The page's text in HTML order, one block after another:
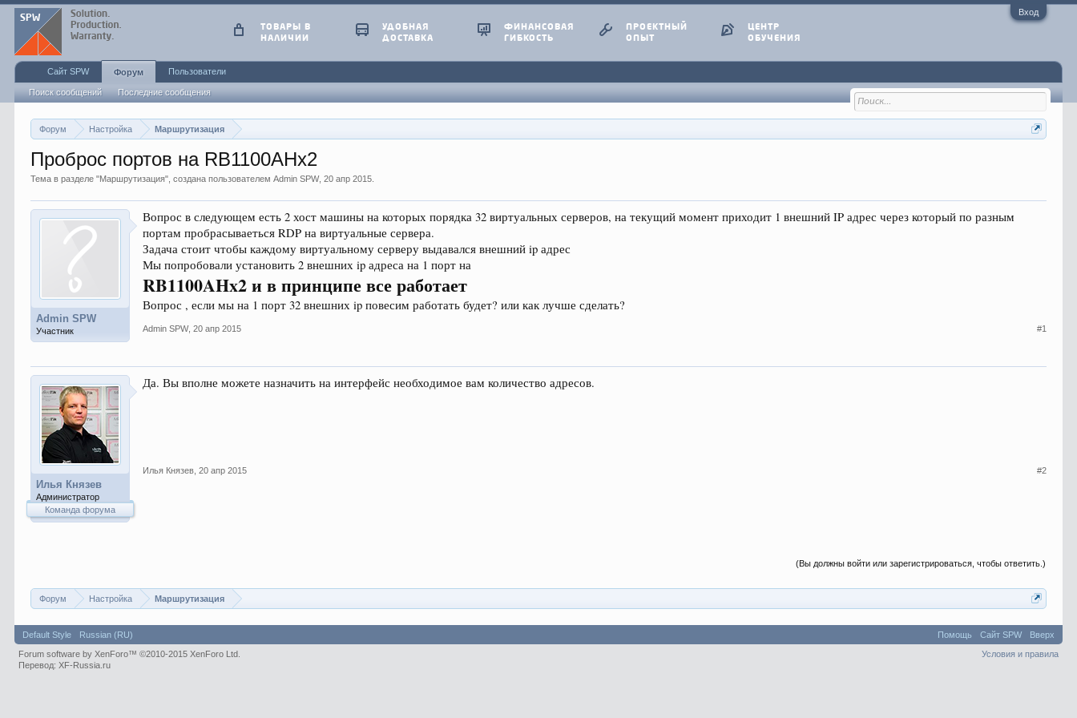
Вход
Форум Настройка Маршрутизация
Проброс портов на RB1100AHx2
Тема в разделе "Маршрутизация", создана пользователемAdmin SPW,20 апр 2015
Admin SPW
Участник
Вопрос в следующем есть 2 хост машины на которых порядка 32 виртуальных серверов, на текущий момент приходит 1 внешний IP адрес через который по разным
портам пробрасываеться RDP на виртуальные сервера.
Задача стоит чтобы каждому виртуальному серверу выдавался внешний ip адрес
Мы попробовали установить 2 внешних ip адреса на 1 порт на
RB1100AHx2 и в принципе все работает
Вопрос , если мы на 1 порт 32 внешних ip повесим работать будет? или как лучше сделать?
Admin SPW, 20 апр 2015 #1
Илья Князев
Администратор
Команда форума
Да. Вы вполне можете назначить на интерфейс необходимое вам количество адресов.
Илья Князев 20 апр 2015 #2
(Вы должны войти или зарегистрироваться, чтобы ответить.)
Форум Настройка Маршрутизация
ТОВАРЫ В
НАЛИЧИИ
УДОБНАЯ
ДОСТАВКА
ФИНАНСОВАЯ
ГИБКОСТЬ
ПРОЕКТНЫЙ
ОПЫТ
ЦЕНТР
ОБУЧЕНИЯ
Сайт SPW Форум
Поиск сообщений Последние сообщения
Пользователи
Default Style Russian (RU) Помощь Сайт SPW
Вверх
Условия и правила
Forum software by XenForo™©2010-2015 XenForo Ltd.
Перевод:XF-Russia.ru